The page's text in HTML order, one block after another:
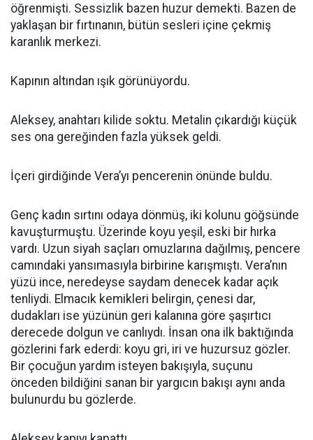
öğrenmişti. Sessizlik bazen huzur demekti. Bazen de
yaklaşan bir fırtınanın, bütün sesleri içine çekmiş
karanlık merkezi.
Kapının altından ışık görünüyordu.
Aleksey, anahtarı kilide soktu. Metalin çıkardığı küçük
ses ona gereğinden fazla yüksek geldi.
İçeri girdiğinde Vera’yı pencerenin önünde buldu.
Genç kadın sırtını odaya dönmüş, iki kolunu göğsünde
kavuşturmuştu. Üzerinde koyu yeşil, eski bir hırka
vardı. Uzun siyah saçları omuzlarına dağılmış, pencere
camındaki yansımasıyla birbirine karışmıştı. Vera’nın
yüzü ince, neredeyse saydam denecek kadar açık
tenliydi. Elmacık kemikleri belirgin, çenesi dar,
dudakları ise yüzünün geri kalanına göre şaşırtıcı
derecede dolgun ve canlıydı. İnsan ona ilk baktığında
gözlerini fark ederdi: koyu gri, iri ve huzursuz gözler.
Bir çocuğun yardım isteyen bakışıyla, suçunu
önceden bildiğini sanan bir yargıcın bakışı aynı anda
bulunurdu bu gözlerde.